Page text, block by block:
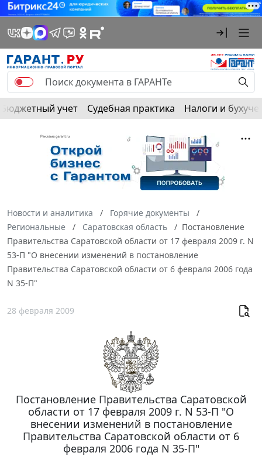
Бюджетный учет Судебная практика Налоги и
Новости и аналитика
Горячие документы
Региональные
Саратовская область
Постановление
Правительства Саратовской области от 17 февраля 2009 г. N
53-П "О внесении изменений в постановление
Правительства Саратовской области от 6 февраля 2006 года
N 35-П"
28 февраля 2009
Постановление Правительства Саратовской
области от 17 февраля 2009 г. N 53-П "О
внесении изменений в постановление
Правительства Саратовской области от 6
февраля 2006 года N 35-П"